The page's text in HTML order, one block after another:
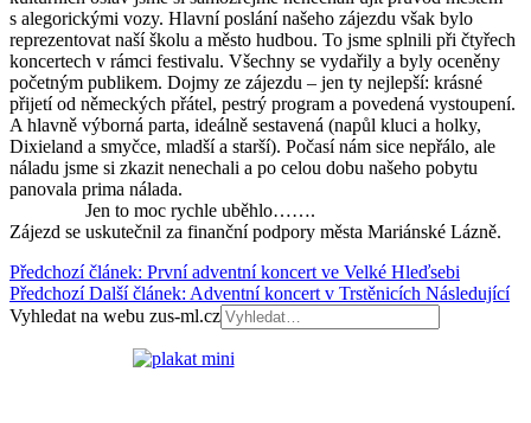
s alegorickými vozy. Hlavní poslání našeho zájezdu však bylo
reprezentovat naší školu a město hudbou. To jsme splnili při čtyřech
koncertech v rámci festivalu. Všechny se vydařily a byly oceněny
početným publikem. Dojmy ze zájezdu – jen ty nejlepší: krásné
přijetí od německých přátel, pestrý program a povedená vystoupení.
A hlavně výborná parta, ideálně sestavená (napůl kluci a holky,
Dixieland a smyčce, mladší a starší). Počasí nám sice nepřálo, ale
náladu jsme si zkazit nenechali a po celou dobu našeho pobytu
panovala prima nálada.
Jen to moc rychle uběhlo…….
Zájezd se uskutečnil za finanční podpory města Mariánské Lázně.
Předchozí článek: První adventní koncert ve Velké Hleďsebi
Předchozí Další článek: Adventní koncert v Trstěnicích Následující
Vyhledat na webu zus-ml.cz